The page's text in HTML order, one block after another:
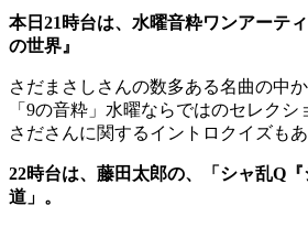
本日21時台は、水曜音粋ワンアーテ
の世界』
さだまさしさんの数多ある名曲の中
「9の音粋」水曜ならではのセレクシ
さださんに関するイントロクイズも
22時台は、藤田太郎の、「シャ乱Q
道」。